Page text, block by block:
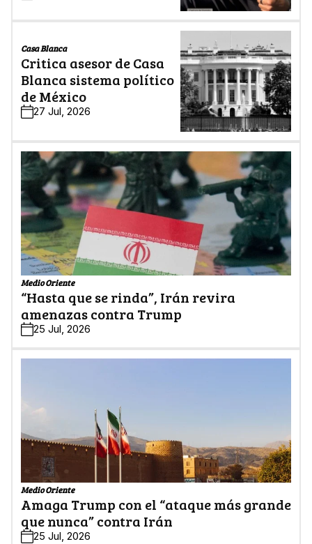
Casa Blanca
Critica asesor de Casa
Blanca sistema político
de México
27 Jul, 2026
Medio Oriente
“Hasta que se rinda”, Irán revira
amenazas contra Trump
25 Jul, 2026
Medio Oriente
Amaga Trump con el “ataque más grande
que nunca” contra Irán
25 Jul, 2026